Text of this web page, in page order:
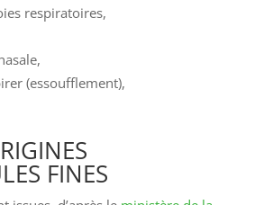
respiratoires,
(essoufflement),
FINES